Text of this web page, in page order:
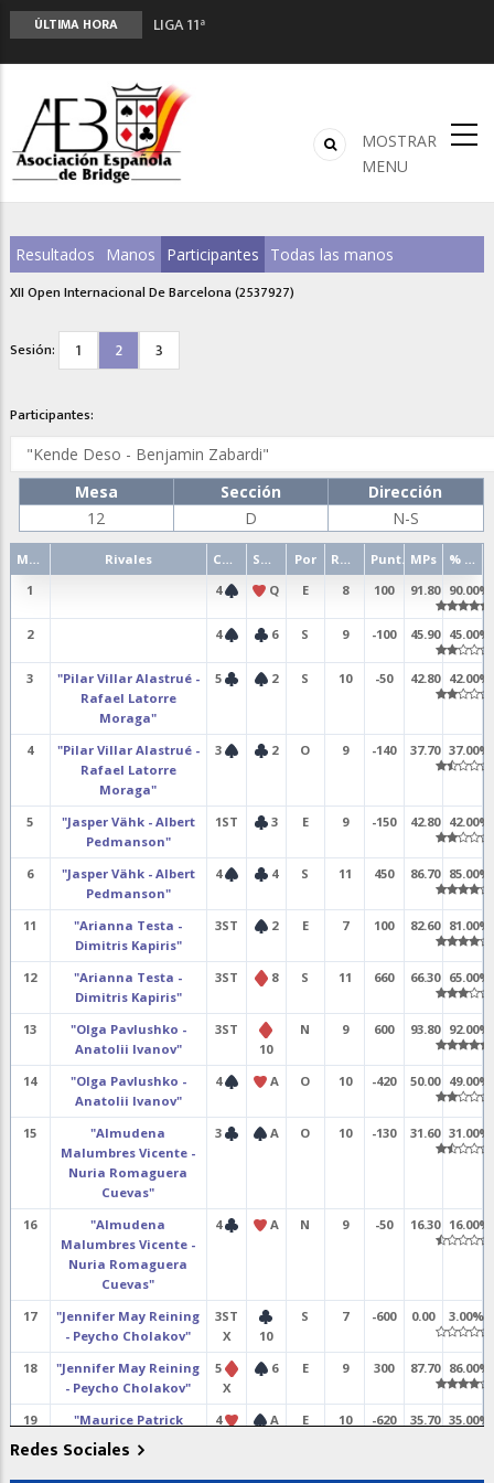
ÚLTIMA HORA
LIGA 11ª
Monitores de Bridge
ANUNCIATE EN NUESTRA REVISTA
NUEVA PROGRAMACIÓN TORNEOS FUNBRIDGE
MOSTRAR
MENU
Resultados Manos Participantes Todas las manos
XII Open Internacional De Barcelona (2537927)
Sesión: 1 2 3
Participantes:
Mesa Sección
Dirección
12
D N-S
Rivales Por Punt. MPs
1
4 Q E 8 100 91.80 90.00%
2 4 6 S 9 -100 45.90 45.00%
3
"Pilar Villar Alastrué -
Rafael Latorre
Moraga"
5 2 S 10 -50 42.80 42.00%
4
"Pilar Villar Alastrué -
Rafael Latorre
Moraga"
3 2 O 9 -140 37.70 37.00%
5
"Jasper Vähk - Albert
Pedmanson"
1ST 3 E 9 -150 42.80 42.00%
6
"Jasper Vähk - Albert
Pedmanson"
4 4 S 11 450 86.70 85.00%
11
"Arianna Testa -
Dimitris Kapiris"
3ST 2 E 7 100 82.60 81.00%
12
"Arianna Testa -
Dimitris Kapiris"
3ST 8 S 11 660 66.30 65.00%
13
"Olga Pavlushko -
Anatolii Ivanov"
3ST
10
N 9 600 93.80 92.00%
14
"Olga Pavlushko -
Anatolii Ivanov"
4 A O 10 -420 50.00 49.00%
15
"Almudena
Malumbres Vicente -
Nuria Romaguera
Cuevas"
3 A O 10 -130 31.60 31.00%
16
"Almudena
Malumbres Vicente -
Nuria Romaguera
Cuevas"
4 A N 9 -50 16.30 16.00%
17
"Jennifer May Reining
- Peycho Cholakov"
3ST
X
10
S 7 -600 0.00 3.00%
18
"Jennifer May Reining
- Peycho Cholakov"
5
X
6 E 9 300 87.70 86.00%
19
"Maurice Patrick
OLeary - Blathnaid
Trayer"
4 A E 10 -620 35.70 35.00%
Redes Sociales